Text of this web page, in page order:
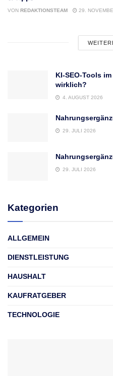
VON REDAKTIONSTEAM 29.
KI-SEO-Tools
wirklich?
4. AUGUST 2026
29. JULI 2026
29. JULI 2026
Kategorien
ALLGEMEIN
DIENSTLEISTUNG
HAUSHALT
KAUFRATGEBER
TECHNOLOGIE